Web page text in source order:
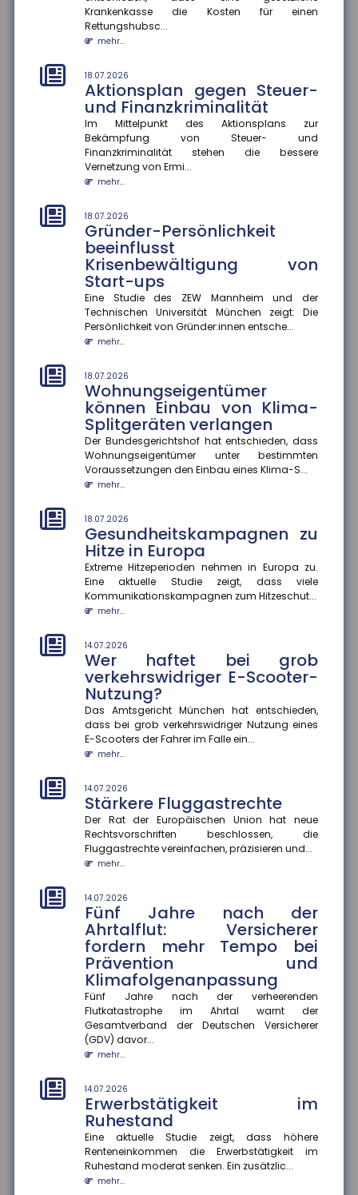
Krankenkasse die Kosten für einen
Rettungshubsc...
mehr...
18.07.2026
Aktionsplan gegen Steuer-
und Finanzkriminalität
Im Mittelpunkt des Aktionsplans zur
Bekämpfung von Steuer- und
Finanzkriminalität stehen die bessere
Vernetzung von Ermi...
mehr...
18.07.2026
Gründer-Persönlichkeit
beeinflusst
Krisenbewältigung von
Start-ups
Eine Studie des ZEW Mannheim und der
Technischen Universität München zeigt: Die
Persönlichkeit von Gründer:innen entsche...
mehr...
18.07.2026
Wohnungseigentümer
können Einbau von Klima-
Splitgeräten verlangen
Der Bundesgerichtshof hat entschieden, dass
Wohnungseigentümer unter bestimmten
Voraussetzungen den Einbau eines Klima-S...
mehr...
18.07.2026
Gesundheitskampagnen zu
Hitze in Europa
Extreme Hitzeperioden nehmen in Europa zu.
Eine aktuelle Studie zeigt, dass viele
Kommunikationskampagnen zum Hitzeschut...
mehr...
14.07.2026
Wer haftet bei grob
verkehrswidriger E-Scooter-
Nutzung?
Das Amtsgericht München hat entschieden,
dass bei grob verkehrswidriger Nutzung eines
E-Scooters der Fahrer im Falle ein...
mehr...
14.07.2026
Stärkere Fluggastrechte
Der Rat der Europäischen Union hat neue
Rechtsvorschriften beschlossen, die
Fluggastrechte vereinfachen, präzisieren und...
mehr...
14.07.2026
Fünf Jahre nach der
Ahrtalflut: Versicherer
fordern mehr Tempo bei
Prävention und
Klimafolgenanpassung
Fünf Jahre nach der verheerenden
Flutkatastrophe im Ahrtal warnt der
Gesamtverband der Deutschen Versicherer
(GDV) davor...
mehr...
14.07.2026
Erwerbstätigkeit im
Ruhestand
Eine aktuelle Studie zeigt, dass höhere
Renteneinkommen die Erwerbstätigkeit im
Ruhestand moderat senken. Ein zusätzlic...
mehr...
Wer haftet bei grob
verkehrswidriger E-Scooter-
Nutzung?
grob verkehrswidriger Nutzung eines E-Scooters der
Fahrer im Falle ein...
mehr...
14.07.2026
Stärkere Fluggastrechte
Der Rat der Europäischen Union hat neue
Rechtsvorschriften beschlossen, die Fluggastrechte
14.07.2026
Fünf Jahre nach der Ahrtalflut:
Versicherer fordern mehr
Tempo bei Prävention und
Klimafolgenanpassung
Fünf Jahre nach der verheerenden Flutkatastrophe im
Ahrtal warnt der Gesamtverband der Deutschen
14.07.2026
Erwerbstätigkeit im Ruhestand
Eine aktuelle Studie zeigt, dass höhere
Renteneinkommen die Erwerbstätigkeit im Ruhestand
moderat senken. Ein zusätzlic...
Hitzewellen: So schützen Sie sich
vor gesundheitlichen Risiken
Extreme Temperaturen belasten den Körper stark und
können im schlimmsten Fall tödlich enden. Das
Robert Koch-Institut sc...
Gefahrenkarten in Echtzeit
Fünf Jahre nach der Flutkatastrophe im Ahrtal
arbeitet die Universität Siegen an einem digitalen
Werkzeug, das Städte un...
mehr...
14.07.2026
Soziale Medien in den Ferien
abzuschalten und neue Energie zu tanken. Doch statt
im Badesee zu entsp...
mehr...
10.07.2026
Hohe Unfallzahlen mit Leih-
Scootern
Eine Analyse des Gesamtverbandes der
Versicherungswirtschaft (GDV) zeigt, dass E-Scooter
aus Leih-Flotten wesentlich öft...
mehr...
10.07.2026
Großes Verletzungsrisiko für
Fußballer
Fußball ist in Deutschland die Sportart mit dem
größten Verletzungsrisiko. Laut Statistik des
Gesamtverbandes der Deut...
10.07.2026
Zahl der Nichtschwimmer
nimmt zu
Laut einer aktuellen Umfrage können rund 20 Prozent
der Kinder im Alter von 9 bis 13 Jahren nicht
schwimmen. Das geht...